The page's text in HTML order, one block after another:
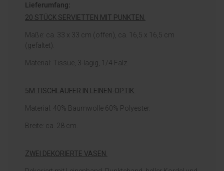
Lieferumfang:
20 STÜCK SERVIETTEN MIT PUNKTEN.
Maße: ca. 33 x 33 cm (offen), ca. 16,5 x 16,5 cm
(gefaltet).
Material: Tissue, 3-lagig, 1/4 Falz.
5M TISCHLÄUFER IN LEINEN-OPTIK.
Material: 40% Baumwolle 60% Polyester.
Breite: ca. 28 cm.
ZWEI DEKORIERTE VASEN.